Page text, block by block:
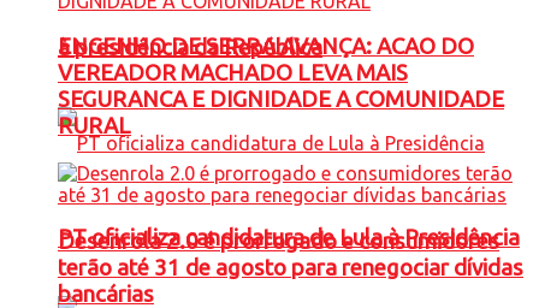
à presidência da República
PT oficializa candidatura de Lula à Presidência
ENGENHO DE SERRA AVANÇA: ACAO DO
VEREADOR MACHADO LEVA MAIS
SEGURANCA E DIGNIDADE A COMUNIDADE
RURAL
Desenrola 2.0 é prorrogado e consumidores
terão até 31 de agosto para renegociar dívidas
bancárias